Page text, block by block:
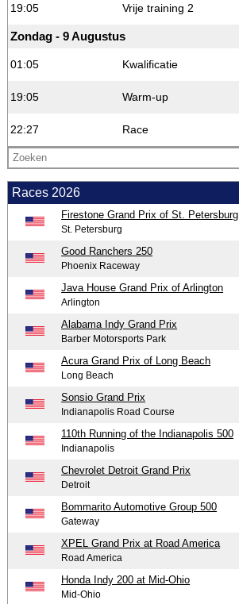
19:05 Vrije training 2
Zondag - 9 Augustus
01:05 Kwalificatie
19:05 Warm-up
22:27 Race
Races 2026
Firestone Grand Prix of St. Petersburg
St. Petersburg
Good Ranchers 250
Phoenix Raceway
Java House Grand Prix of Arlington
Arlington
Alabama Indy Grand Prix
Barber Motorsports Park
Acura Grand Prix of Long Beach
Long Beach
Sonsio Grand Prix
Indianapolis Road Course
110th Running of the Indianapolis 500
Indianapolis
Chevrolet Detroit Grand Prix
Detroit
Bommarito Automotive Group 500
Gateway
XPEL Grand Prix at Road America
Road America
Honda Indy 200 at Mid-Ohio
Mid-Ohio